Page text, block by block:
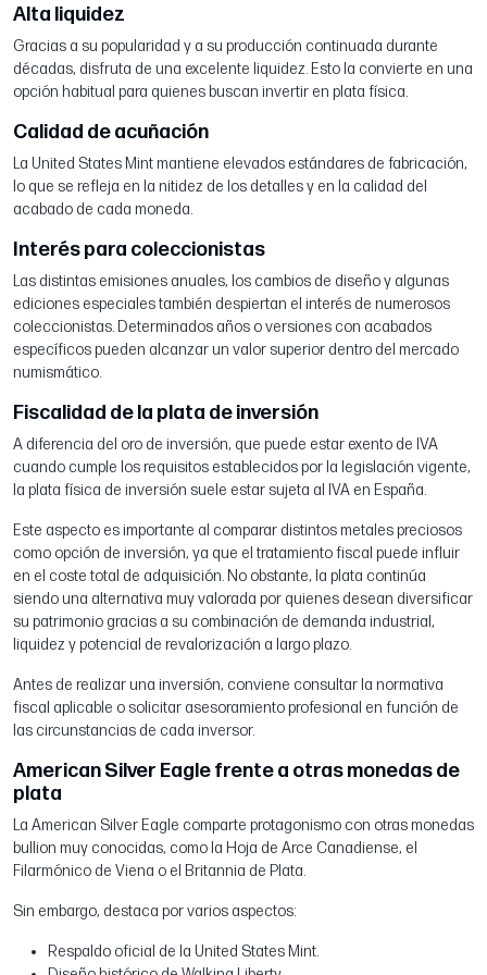
Alta liquidez
Gracias a su popularidad y a su producción continuada durante
décadas, disfruta de una excelente liquidez. Esto la convierte en una
opción habitual para quienes buscan invertir en plata física.
Calidad de acuñación
La United States Mint mantiene elevados estándares de fabricación,
lo que se refleja en la nitidez de los detalles y en la calidad del
acabado de cada moneda.
Interés para coleccionistas
Las distintas emisiones anuales, los cambios de diseño y algunas
ediciones especiales también despiertan el interés de numerosos
coleccionistas. Determinados años o versiones con acabados
específicos pueden alcanzar un valor superior dentro del mercado
numismático.
Fiscalidad de la plata de inversión
A diferencia del oro de inversión, que puede estar exento de IVA
cuando cumple los requisitos establecidos por la legislación vigente,
la plata física de inversión suele estar sujeta al IVA en España.
Este aspecto es importante al comparar distintos metales preciosos
como opción de inversión, ya que el tratamiento fiscal puede influir
en el coste total de adquisición. No obstante, la plata continúa
siendo una alternativa muy valorada por quienes desean diversificar
su patrimonio gracias a su combinación de demanda industrial,
liquidez y potencial de revalorización a largo plazo.
Antes de realizar una inversión, conviene consultar la normativa
fiscal aplicable o solicitar asesoramiento profesional en función de
las circunstancias de cada inversor.
American Silver Eagle frente a otras monedas de
plata
La American Silver Eagle comparte protagonismo con otras monedas
bullion muy conocidas, como la Hoja de Arce Canadiense, el
Filarmónico de Viena o el Britannia de Plata.
Sin embargo, destaca por varios aspectos:
Respaldo oficial de la United States Mint.